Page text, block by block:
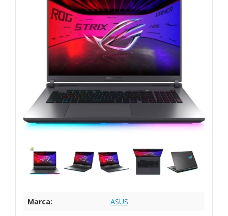
Marca:
ASUS